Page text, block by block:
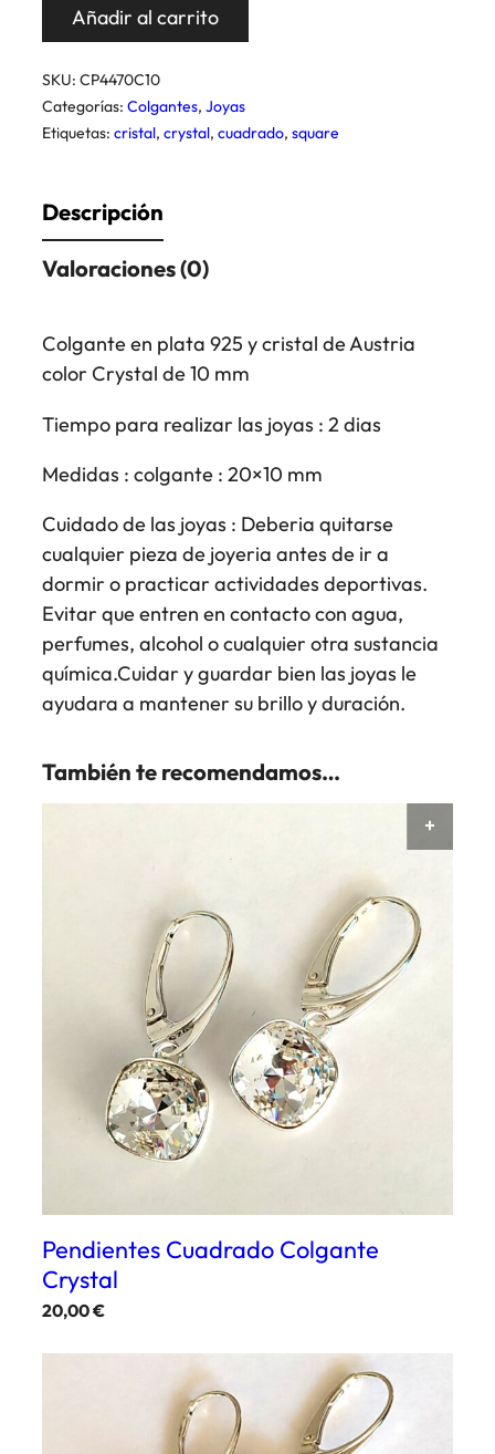
Presion
Crystal
cantidad
Añadir al carrito
SKU: CP4470C10
Categorías: Colgantes, Joyas
Etiquetas: cristal, crystal, cuadrado, square
Descripción
Valoraciones (0)
Colgante en plata 925 y cristal de Austria
color Crystal de 10 mm
Tiempo para realizar las joyas : 2 dias
Medidas : colgante : 20×10 mm
Cuidado de las joyas : Deberia quitarse
cualquier pieza de joyeria antes de ir a
dormir o practicar actividades deportivas.
Evitar que entren en contacto con agua,
perfumes, alcohol o cualquier otra sustancia
química.Cuidar y guardar bien las joyas le
ayudara a mantener su brillo y duración.
También te recomendamos…
Pendientes Cuadrado Colgante
Crystal
20,00€